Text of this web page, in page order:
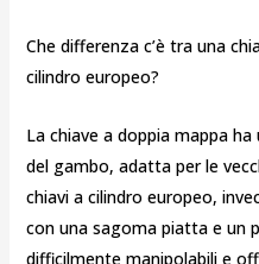
Che differenza c’è tra una
cilindro europeo?
La chiave a doppia mappa
del gambo, adatta per le
chiavi a cilindro europeo,
con una sagoma piatta e un
difficilmente manipolabili e